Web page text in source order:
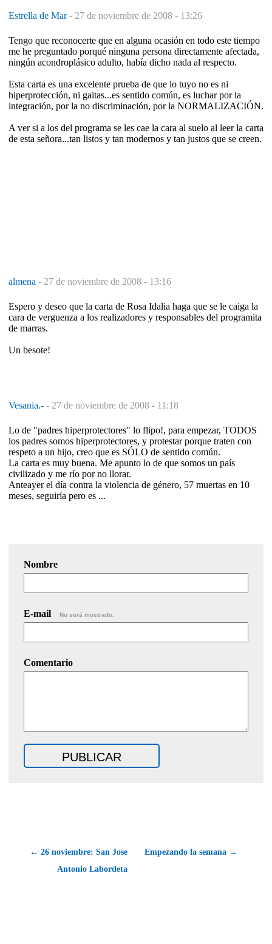
Estrella de Mar- 27 de noviembre de 2008 - 13:26
Tengo que reconocerte que en alguna ocasión en todo este tiempo
me he preguntado porqué ninguna persona directamente afectada,
ningún acondroplásico adulto, había dicho nada al respecto.
Esta carta es una excelente prueba de que lo tuyo no es ni
hiperprotección, ni gaitas...es sentido común, es luchar por la
integración, por la no discriminación, por la NORMALIZACIÓN.
A ver si a los del programa se les cae la cara al suelo al leer la carta
de esta señora...tan listos y tan modernos y tan justos que se creen.
almena - 27 de noviembre de 2008 - 13:16
Espero y deseo que la carta de Rosa Idalia haga que se le caiga la
cara de verguenza a los realizadores y responsables del programita
de marras.
Un besote!
Vesania.- - 27 de noviembre de 2008 - 11:18
Lo de "padres hiperprotectores" lo flipo!, para empezar, TODOS
los padres somos hiperprotectores, y protestar porque traten con
respeto a un hijo, creo que es SÓLO de sentido común.
La carta es muy buena. Me apunto lo de que somos un país
civilizado y me río por no llorar.
Anteayer el día contra la violencia de género, 57 muertas en 10
meses, seguiría pero es ...
Nombre
E-mail No será mostrado.
Comentario
← 26 noviembre: San Jose
Antonio Labordeta
Empezando la semana →